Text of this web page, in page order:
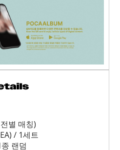
별 매칭)
/ 1세트
종 랜덤